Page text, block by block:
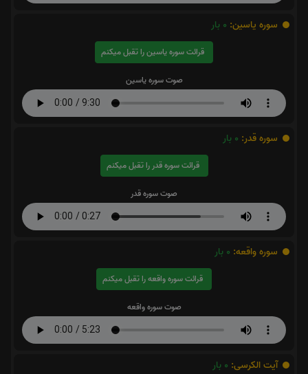
سوره یاسین: 0 بار
قرائت سوره یاسین را تقبل میکنم
صوت سوره یاسین
سوره قدر: 0 بار
قرائت سوره قدر را تقبل میکنم
صوت سوره قدر
سوره واقعه: 0 بار
قرائت سوره واقعه را تقبل میکنم
صوت سوره واقعه
آیت الکرسی: 0 بار